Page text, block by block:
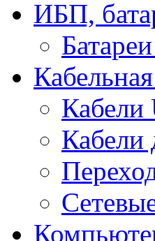
ИБП,
Кабели
Кабели